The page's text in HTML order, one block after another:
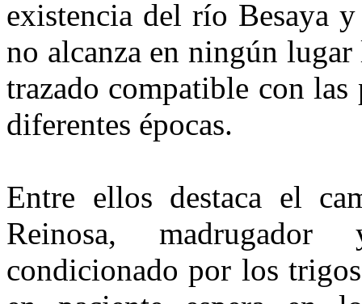
existencia del río Besaya
no alcanza en ningún
trazado compatible con
diferentes épocas.
Entre ellos destaca el
Reinosa,
condicionado por los